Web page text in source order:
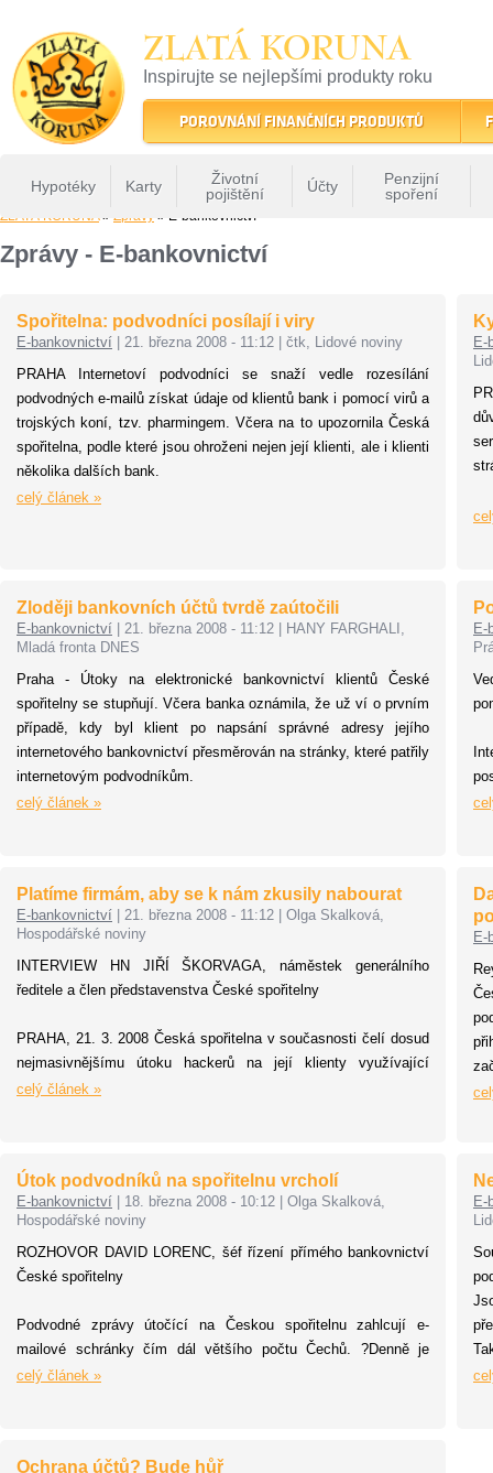
ZLATÁ KORUNA
Inspirujte se nejlepšími produkty roku
22 let tradice a kvality na finančním trhu
POROVNÁNÍ FINANČNÍCH PRODUKTŮ
Hypotéky Karty
Životní
pojištění
Účty
Penzijní
spoření
ZLATÁ KORUNA» Zprávy » E-bankovnictví
Zprávy - E-bankovnictví
Spořitelna: podvodníci posílají i viry
E-bankovnictví 21. března 2008 - 11:12
čtk, Lidové noviny
PRAHA Internetoví podvodníci se snaží vedle rozesílání
podvodných e-mailů získat údaje od klientů bank i pomocí virů a
trojských koní, tzv. pharmingem. Včera na to upozornila Česká
spořitelna, podle které jsou ohroženi nejen její klienti, ale i klienti
několika dalších bank.
celý článek »
E-
Zloději bankovních účtů tvrdě zaútočili
E-bankovnictví 21. března 2008 - 11:12
HANY FARGHALI,
Mladá fronta DNES
Praha - Útoky na elektronické bankovnictví klientů České
spořitelny se stupňují. Včera banka oznámila, že už ví o prvním
případě, kdy byl klient po napsání správné adresy jejího
internetového bankovnictví přesměrován na stránky, které patřily
internetovým podvodníkům.
celý článek »
E-
Platíme firmám, aby se k nám zkusily nabourat
E-bankovnictví 21. března 2008 - 11:12
Olga Skalková,
Hospodářské noviny
INTERVIEW HN JIŘÍ ŠKORVAGA, náměstek generálního
ředitele a člen představenstva České spořitelny
PRAHA, 21. 3. 2008 Česká spořitelna v současnosti čelí dosud
nejmasivnějšímu útoku hackerů na její klienty využívající
internetové bankovnictví.
celý článek »
E-
Útok podvodníků na spořitelnu vrcholí
E-bankovnictví 18. března 2008 - 10:12
Olga Skalková,
Hospodářské noviny
ROZHOVOR DAVID LORENC, šéf řízení přímého bankovnictví
České spořitelny
Podvodné zprávy útočící na Českou spořitelnu zahlcují e-
mailové schránky čím dál většího počtu Čechů. ?Denně je
rozesíláno odhadem několik stovek tisíc podvodných mailů.
celý článek »
E-
Ochrana účtů? Bude hůř